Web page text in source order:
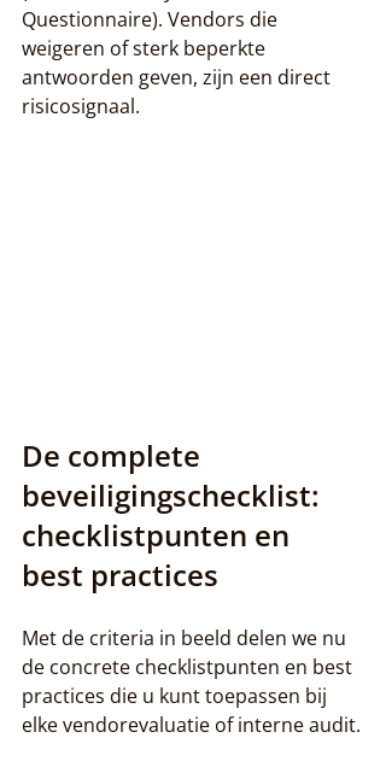
Questionnaire). Vendors die
weigeren of sterk beperkte
antwoorden geven, zijn een direct
risicosignaal.
De complete
beveiligingschecklist:
checklistpunten en
best practices
Met de criteria in beeld delen we nu
de concrete checklistpunten en best
practices die u kunt toepassen bij
elke vendorevaluatie of interne audit.